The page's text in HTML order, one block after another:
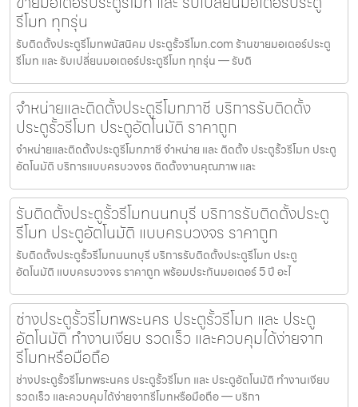
รีโมท ทุกรุ่น
รับติดตั้งประตูรีโมทพนัสนิคม ประตูรั้วรีโมท.com ร้านขายมอเตอร์ประตู
รีโมท และ รับเปลี่ยนมอเตอร์ประตูรีโมท ทุกรุ่น — รับติ
จำหน่ายและติดตั้งประตูรีโมทภาชี บริการรับติดตั้ง
ประตูรั้วรีโมท ประตูอัตโนมัติ ราคาถูก
จำหน่ายและติดตั้งประตูรีโมทภาชี จำหน่าย และ ติดตั้ง ประตูรั้วรีโมท ประตู
อัตโนมัติ บริการแบบครบวงจร ติดตั้งงานคุณภาพ และ
รับติดตั้งประตูรั้วรีโมทนนทบุรี บริการรับติดตั้งประตู
รีโมท ประตูอัตโนมัติ แบบครบวงจร ราคาถูก
รับติดตั้งประตูรั้วรีโมทนนทบุรี บริการรับติดตั้งประตูรีโมท ประตู
อัตโนมัติ แบบครบวงจร ราคาถูก พร้อมประกันมอเตอร์ 5 ปี อะไ
ช่างประตูรั้วรีโมทพระนคร ประตูรั้วรีโมท และ ประตู
อัตโนมัติ ทำงานเงียบ รวดเร็ว และควบคุมได้ง่ายจาก
รีโมทหรือมือถือ
ช่างประตูรั้วรีโมทพระนคร ประตูรั้วรีโมท และ ประตูอัตโนมัติ ทำงานเงียบ
รวดเร็ว และควบคุมได้ง่ายจากรีโมทหรือมือถือ — บริกา